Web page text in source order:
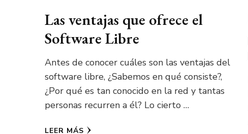
Las ventajas que ofrece el
Software Libre
Antes de conocer cuáles son las ventajas del
software libre, ¿Sabemos en qué consiste?,
¿Por qué es tan conocido en la red y tantas
personas recurren a él? Lo cierto …
LEER MÁS